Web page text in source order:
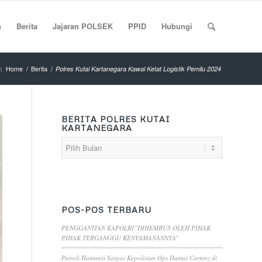
Berita Jajaran POLSEK PPID Hubungi
Home / Berita / Polres Kutai Kartanegara Kawal Ketat Logistik Pemilu 2024
BERITA POLRES KUTAI
KARTANEGARA
POS-POS TERBARU
PENGGANTIAN KAPOLRI”DIHEMBUS OLEH PIHAK
PIHAK TERGANGGU KENYAMANANNYA”
Patroli Humanis Satgas Kepolisian Ops Damai Cartenz di